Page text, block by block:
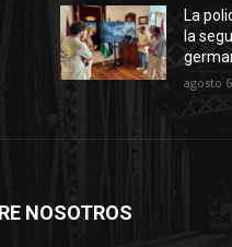
La
la
agosto
NOSOTROS